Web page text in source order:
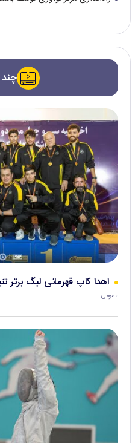
چند
اهدا کاپ قهرمانی لیگ برتر
عمومی